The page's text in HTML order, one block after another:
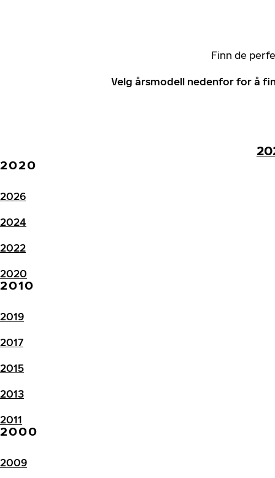
Finn de
Velg årsmodell nedenfor for å
2020
2026
2024
2022
2020
2010
2019
2017
2015
2013
2011
2000
2009